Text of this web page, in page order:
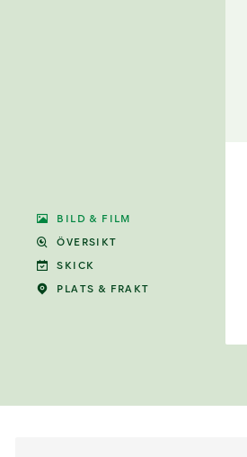
BILD & FILM
ÖVERSIKT
SKICK
PLATS & FRAKT